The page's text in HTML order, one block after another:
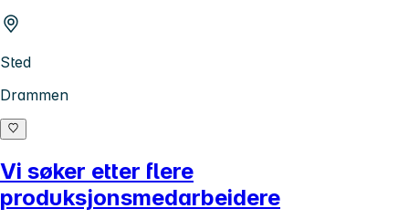
Sted
Drammen
Vi søker etter flere
produksjonsmedarbeidere